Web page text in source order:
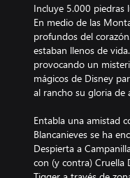
Incluye 5.000 piedras
En medio de las
profundos del
estaban llenos de
provocando un
mágicos de Disney
al rancho su gloria de
Entabla una amistad
Blancanieves se ha
Despierta a
con (y contra) Cruella